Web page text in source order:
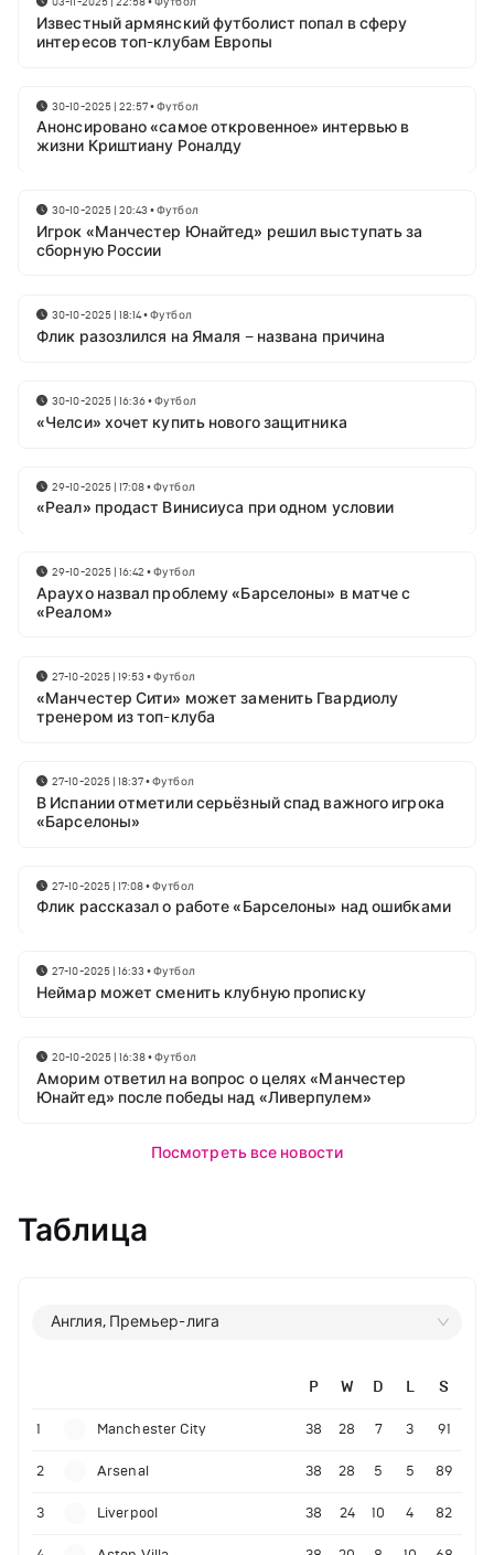
Известный армянский футболист попал в сферу
интересов топ-клубам Европы
30-10-2025 | 22:57•Футбол
Анонсировано «самое откровенное» интервью в
жизни Криштиану Роналду
30-10-2025 | 20:43 •Футбол
Игрок «Манчестер Юнайтед» решил выступать за
сборную России
30-10-2025 | 18:14•Футбол
Флик разозлился на Ямаля – названа причина
30-10-2025 | 16:36•Футбол
«Челси» хочет купить нового защитника
29-10-2025 | 17:08•Футбол
«Реал» продаст Винисиуса при одном условии
29-10-2025 | 16:42 •Футбол
Араухо назвал проблему «Барселоны» в матче с
«Реалом»
27-10-2025 | 19:53 •Футбол
«Манчестер Сити» может заменить Гвардиолу
тренером из топ-клуба
27-10-2025 | 18:37•Футбол
В Испании отметили серьёзный спад важного игрока
«Барселоны»
27-10-2025 | 17:08•Футбол
Флик рассказал о работе «Барселоны» над ошибками
27-10-2025 | 16:33 •Футбол
Неймар может сменить клубную прописку
20-10-2025 | 16:38•Футбол
Аморим ответил на вопрос о целях «Манчестер
Юнайтед» после победы над «Ливерпулем»
Посмотреть все новости
Таблица
Англия, Премьер-лига
P W D L S
1 Manchester City 38 28 7 3 91
2 Arsenal 38 28 5 5 89
3 Liverpool 38 24 10 4 82